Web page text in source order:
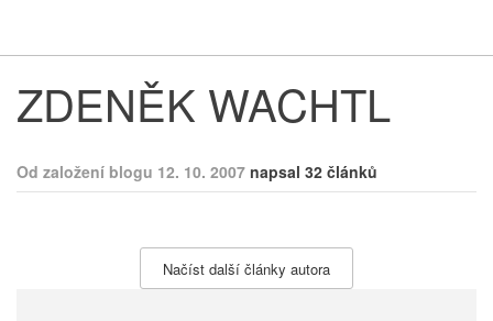
ZDENĚK WACHTL
Od založení blogu 12. 10. 2007 napsal 32 článků
Načíst další články autora